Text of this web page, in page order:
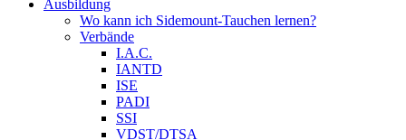
Ausbildung
Wo kann ich Sidemount-Tauchen lernen?
Verbände
I.A.C.
IANTD
ISE
PADI
SSI
VDST/DTSA